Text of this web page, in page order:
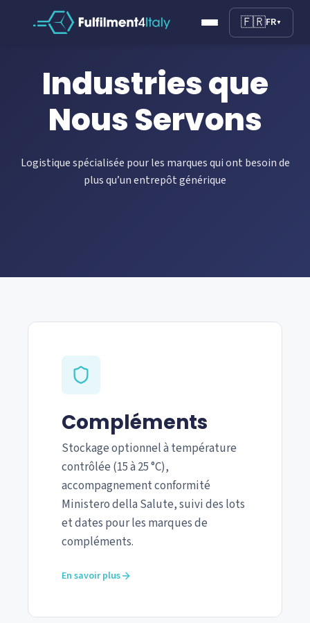
🇫🇷FR▼
Industries que
Nous Servons
Logistique spécialisée pour les marques qui ont besoin de
plus qu’un entrepôt générique
Compléments
Stockage optionnel à température
contrôlée (15 à 25 °C),
accompagnement conformité
Ministero della Salute, suivi des lots
et dates pour les marques de
compléments.
En savoir plus